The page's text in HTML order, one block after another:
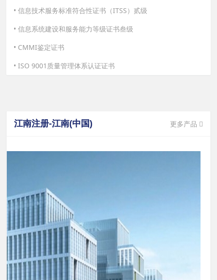
信息技术服务标准符合性证书（ITSS）贰级
信息系统建设和服务能力等级证书叁级
CMMI鉴定证书
ISO 9001质量管理体系认证证书
江南注册-江南(中国) 更多产品